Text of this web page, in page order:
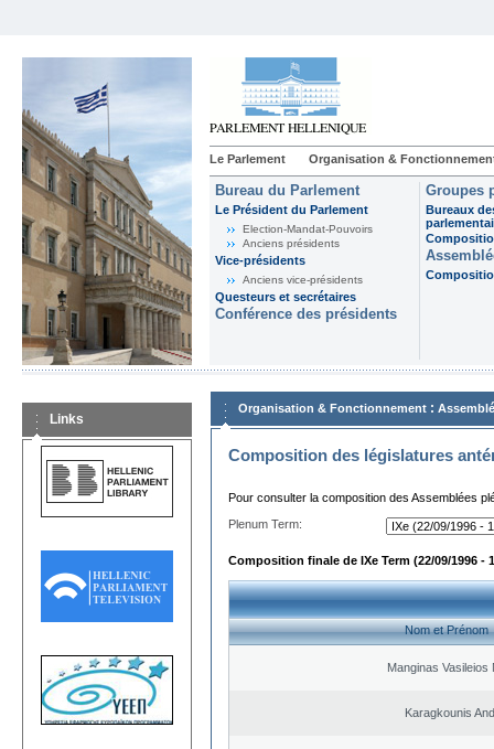
Le Parlement Organisation &
Bureau du Parlement
Le Président du Parlement
Election-Mandat-Pouvoirs
Anciens présidents
Vice-présidents
Anciens vice-présidents
Questeurs et secrétaires
Conférence des présidents
Groupes
Bureaux
Links
Organisation & Fonctionnement :
Composition des législatures
Pour consulter la composition des Assemblées
Plenum Term:
Composition finale de IXe Term (22/09/1996 -
Nom et Prénom
Manginas Vasileios
Karagkounis